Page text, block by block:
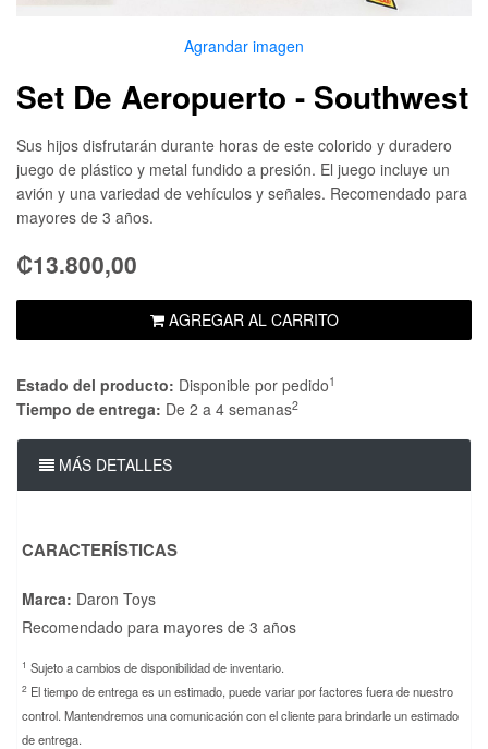
Agrandar imagen
Set De Aeropuerto - Southwest
Sus hijos disfrutarán durante horas de este colorido y duradero
juego de plástico y metal fundido a presión. El juego incluye un
avión y una variedad de vehículos y señales. Recomendado para
mayores de 3 años.
₡13.800,00
AGREGAR AL CARRITO
Estado del producto: Disponible por pedido1
Tiempo de entrega: De 2 a 4 semanas2
MÁS DETALLES
CARACTERÍSTICAS
Marca: Daron Toys
Recomendado para mayores de 3 años
1 Sujeto a cambios de disponibilidad de inventario.
2 El tiempo de entrega es un estimado, puede variar por factores fuera de nuestro
control. Mantendremos una comunicación con el cliente para brindarle un estimado
de entrega.